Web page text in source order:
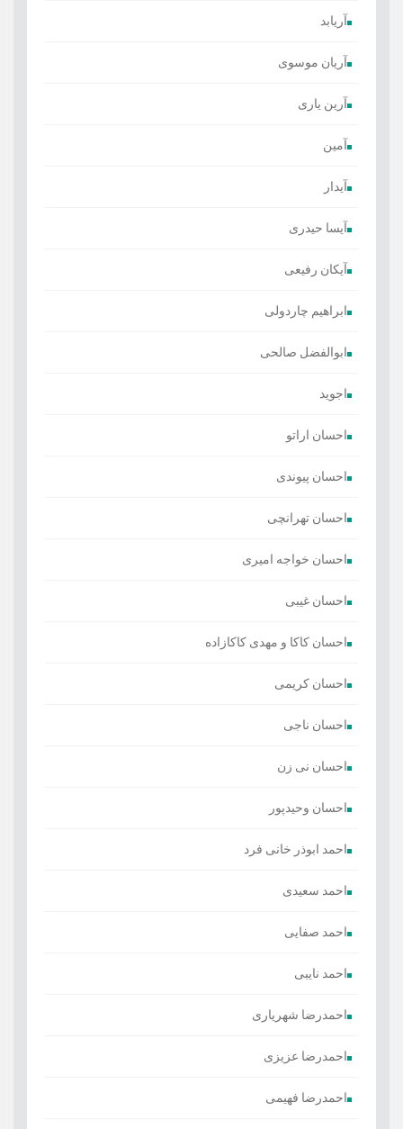
آریابد
آریان موسوی
آرین یاری
آمین
آیدار
آیسا حیدری
آیکان رفیعی
ابراهیم چاردولی
ابوالفضل صالحی
اجوید
احسان اراتو
احسان پیوندی
احسان تهرانچی
احسان خواجه امیری
احسان غیبی
احسان کاکا و مهدی کاکازاده
احسان کریمی
احسان ناجی
احسان نی زن
احسان وحیدپور
احمد ابوذر خانی فرد
احمد سعیدی
احمد صفایی
احمد نایبی
احمدرضا شهریاری
احمدرضا عزیزی
احمدرضا فهیمی